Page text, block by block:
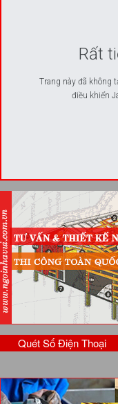
Rất
Trang này đã không
điều khiển
Quét Số Điện Thoại